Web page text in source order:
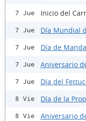
7 Jue Inicio del
7 Jue Día Mundial
7 Jue Día de
7 Jue Aniversario
7 Jue Día del
8 Vie Día de la
8 Vie Aniversario